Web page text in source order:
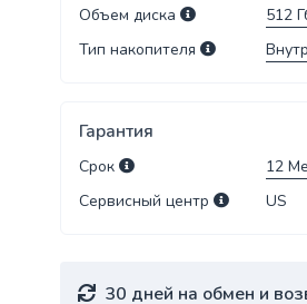
Объем диска
512
Тип накопителя
Гарантия
Срок 12
Сервисный центр
US
30 дней на обмен и